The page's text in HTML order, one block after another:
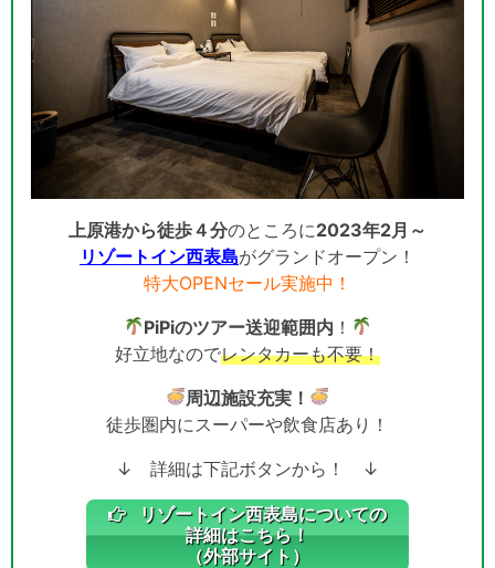
上原港から徒歩４分のところに2023年2月～
リゾートイン西表島がグランドオープン！
特大OPENセール実施中！
PiPiのツアー送迎範囲内 ！
好立地なのでレンタカーも不要！
周辺施設充実！
徒歩圏内にスーパーや飲食店あり！
↓ 詳細は下記ボタンから！ ↓
リゾートイン西表島についての
詳細はこちら！
（外部サイト）